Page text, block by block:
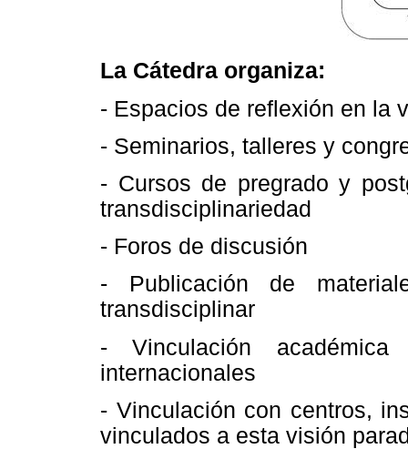
La Cátedra organiza:
- Espacios de reflexión en la
- Seminarios, talleres y
- Cursos de pregrado y
transdisciplinariedad
- Foros de discusión
- Publicación de
transdisciplinar
- Vinculación
internacionales
- Vinculación con centros,
vinculados a esta visión